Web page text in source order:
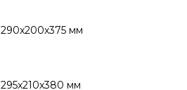
290x200х375 мм
295x210х380 мм